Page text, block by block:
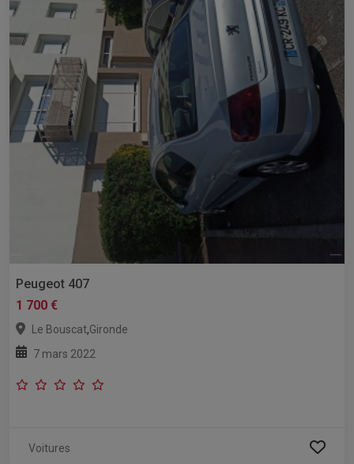
Peugeot 407
1 700 €
Le Bouscat,Gironde
7 mars 2022
Voitures